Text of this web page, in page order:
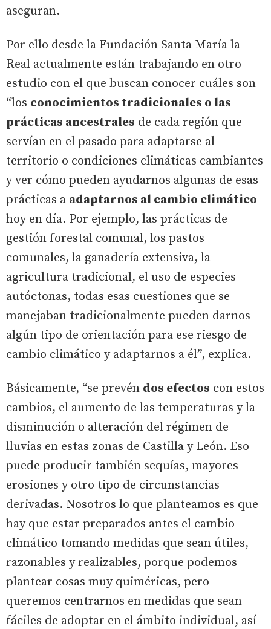
aseguran.
Por ello desde la Fundación Santa María la
Real actualmente están trabajando en otro
estudio con el que buscan conocer cuáles son
“los conocimientos tradicionales o las
prácticas ancestrales de cada región que
servían en el pasado para adaptarse al
territorio o condiciones climáticas cambiantes
y ver cómo pueden ayudarnos algunas de esas
prácticas a adaptarnos al cambio climático
hoy en día. Por ejemplo, las prácticas de
gestión forestal comunal, los pastos
comunales, la ganadería extensiva, la
agricultura tradicional, el uso de especies
autóctonas, todas esas cuestiones que se
manejaban tradicionalmente pueden darnos
algún tipo de orientación para ese riesgo de
cambio climático y adaptarnos a él”, explica.
Básicamente, “se prevén dos efectos con estos
cambios, el aumento de las temperaturas y la
disminución o alteración del régimen de
lluvias en estas zonas de Castilla y León. Eso
puede producir también sequías, mayores
erosiones y otro tipo de circunstancias
derivadas. Nosotros lo que planteamos es que
hay que estar preparados antes el cambio
climático tomando medidas que sean útiles,
razonables y realizables, porque podemos
plantear cosas muy quiméricas, pero
queremos centrarnos en medidas que sean
fáciles de adoptar en el ámbito individual, así